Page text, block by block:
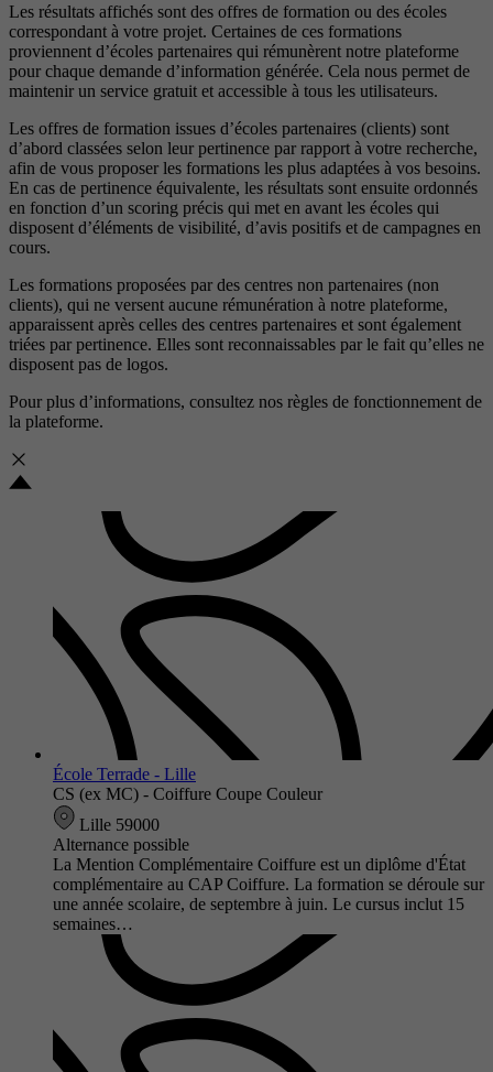
Les résultats affichés sont des offres de formation ou des écoles
correspondant à votre projet. Certaines de ces formations
proviennent d’écoles partenaires qui rémunèrent notre plateforme
pour chaque demande d’information générée. Cela nous permet de
maintenir un service gratuit et accessible à tous les utilisateurs.
Les offres de formation issues d’écoles partenaires (clients) sont
d’abord classées selon leur pertinence par rapport à votre recherche,
afin de vous proposer les formations les plus adaptées à vos besoins.
En cas de pertinence équivalente, les résultats sont ensuite ordonnés
en fonction d’un scoring précis qui met en avant les écoles qui
disposent d’éléments de visibilité, d’avis positifs et de campagnes en
cours.
Les formations proposées par des centres non partenaires (non
clients), qui ne versent aucune rémunération à notre plateforme,
apparaissent après celles des centres partenaires et sont également
triées par pertinence. Elles sont reconnaissables par le fait qu’elles ne
disposent pas de logos.
Pour plus d’informations, consultez nos règles de fonctionnement de
la plateforme.
École Terrade - Lille
CS (ex MC) - Coiffure Coupe Couleur
Lille 59000
Alternance possible
La Mention Complémentaire Coiffure est un diplôme d'État
complémentaire au CAP Coiffure. La formation se déroule sur
une année scolaire, de septembre à juin. Le cursus inclut 15
semaines…